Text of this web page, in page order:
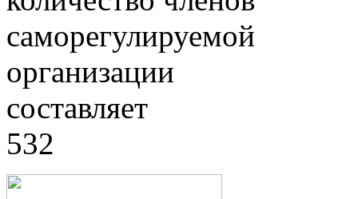
саморегулируемой
организации
составляет
532